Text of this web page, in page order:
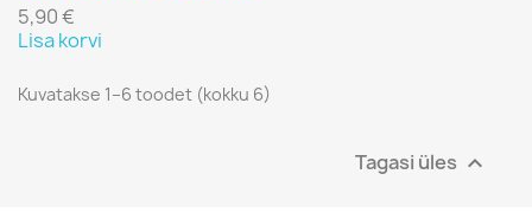
5,90 €
Lisa korvi
Kuvatakse 1–6 toodet (kokku 6)
Tagasi üles 